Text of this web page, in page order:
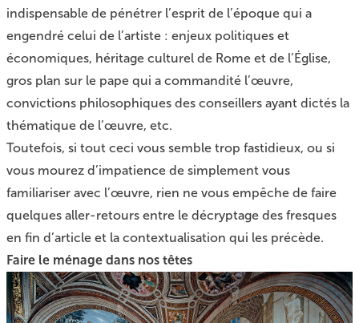
indispensable de pénétrer l’esprit de l’époque qui a
engendré celui de l’artiste : enjeux politiques et
économiques, héritage culturel de Rome et de l’Église,
gros plan sur le pape qui a commandité l’œuvre,
convictions philosophiques des conseillers ayant dictés la
thématique de l’œuvre, etc.
Toutefois, si tout ceci vous semble trop fastidieux, ou si
vous mourez d’impatience de simplement vous
familiariser avec l’œuvre, rien ne vous empêche de faire
quelques aller-retours entre le décryptage des fresques
en fin d’article et la contextualisation qui les précède.
Faire le ménage dans nos têtes